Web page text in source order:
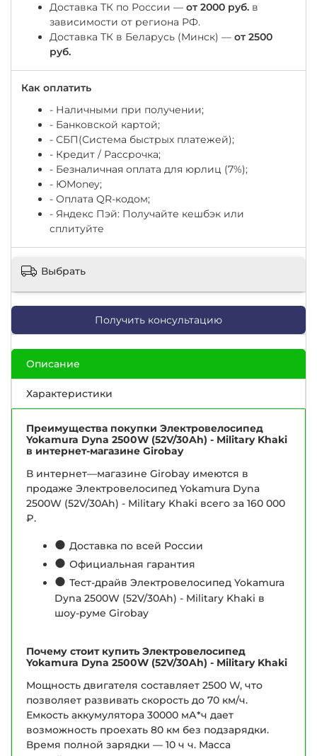
Доставка ТК по России — от 2000 руб. в
зависимости от региона РФ.
Доставка ТК в Беларусь (Минск) — от 2500
руб.
Как оплатить
- Наличными при получении;
- Банковской картой;
- СБП(Система быстрых платежей);
- Кредит / Рассрочка;
- Безналичная оплата для юрлиц (7%);
- ЮМоney;
- Оплата QR-кодом;
- Яндекс Пэй: Получайте кешбэк или
сплитуйте
Выбрать
Получить консультацию
Описание
Характеристики
Преимущества покупки Электровелосипед
Yokamura Dyna 2500W (52V/30Ah) - Military Khaki
в интернет-магазине Girobay
В интернет—магазине Girobay имеются в
продаже Электровелосипед Yokamura Dyna
2500W (52V/30Ah) - Military Khaki всего за 160 000
₽.
● Доставка по всей России
● Официальная гарантия
● Тест-драйв Электровелосипед Yokamura
Dyna 2500W (52V/30Ah) - Military Khaki в
шоу-руме Girobay
Почему стоит купить Электровелосипед
Yokamura Dyna 2500W (52V/30Ah) - Military Khaki
Мощность двигателя составляет 2500 W, что
позволяет развивать скорость до 70 км/ч.
Емкость аккумулятора 30000 мА*ч дает
возможность проехать 80 км без подзарядки.
Время полной зарядки — 10 ч ч. Масса